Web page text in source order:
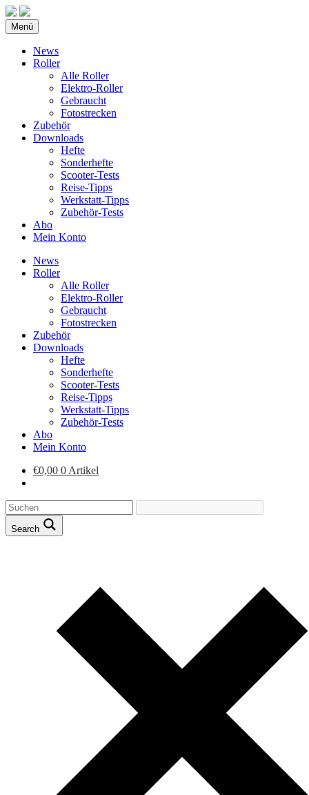
Menü
News
Roller
Alle Roller
Elektro-Roller
Gebraucht
Fotostrecken
Zubehör
Downloads
Hefte
Sonderhefte
Scooter-Tests
Reise-Tipps
Werkstatt-Tipps
Zubehör-Tests
Abo
Mein Konto
News
Roller
Alle Roller
Elektro-Roller
Gebraucht
Fotostrecken
Zubehör
Downloads
Hefte
Sonderhefte
Scooter-Tests
Reise-Tipps
Werkstatt-Tipps
Zubehör-Tests
Abo
Mein Konto
€0,00 0 Artikel
Search